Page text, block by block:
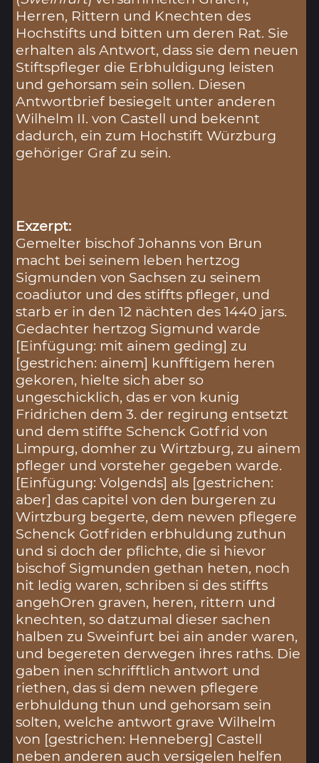
Herren, Rittern und Knechten des
Hochstifts und bitten um deren Rat. Sie
erhalten als Antwort, dass sie dem neuen
Stiftspfleger die Erbhuldigung leisten
und gehorsam sein sollen. Diesen
Antwortbrief besiegelt unter anderen
Wilhelm II. von Castell und bekennt
dadurch, ein zum Hochstift Würzburg
gehöriger Graf zu sein.
Exzerpt:
Gemelter bischof Johanns von Brun
macht bei seinem leben hertzog
Sigmunden von Sachsen zu seinem
coadiutor und des stiffts pfleger, und
starb er in den 12 nächten des 1440 jars.
Gedachter hertzog Sigmund warde
[Einfügung: mit ainem geding] zu
[gestrichen: ainem] kunfftigem heren
gekoren, hielte sich aber so
ungeschicklich, das er von kunig
Fridrichen dem 3. der regirung entsetzt
und dem stiffte Schenck Gotfrid von
Limpurg, domher zu Wirtzburg, zu ainem
pfleger und vorsteher gegeben warde.
[Einfügung: Volgends] als [gestrichen:
aber] das capitel von den burgeren zu
Wirtzburg begerte, dem newen pflegere
Schenck Gotfriden erbhuldung zuthun
und si doch der pflichte, die si hievor
bischof Sigmunden gethan heten, noch
nit ledig waren, schriben si des stiffts
angehOren graven, heren, rittern und
knechten, so datzumal dieser sachen
halben zu Sweinfurt bei ain ander waren,
und begereten derwegen ihres raths. Die
gaben inen schrifftlich antwort und
riethen, das si dem newen pflegere
erbhuldung thun und gehorsam sein
solten, welche antwort grave Wilhelm
von [gestrichen: Henneberg] Castell
neben anderen auch versigelen helfen